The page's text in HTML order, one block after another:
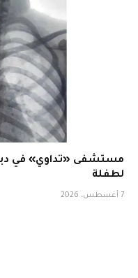
مستشفى «تداوي» في
لطفلة
7 أغسطس، 2026